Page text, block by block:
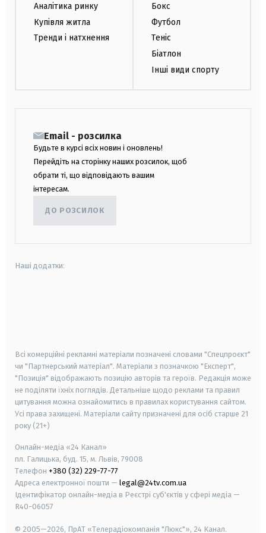
Аналітика ринку
Купівля житла
Тренди і натхнення
Бокс
Футбол
Теніс
Біатлон
Інші види спорту
Email - розсилка
Будьте в курсі всіх новин і оновлень!
Перейдіть на сторінку наших розсилок, щоб
обрати ті, що відповідають вашим
інтересам.
ДО РОЗСИЛОК
Наші додатки:
Всі комерційні рекламні матеріали позначені словами "Спецпроєкт"
чи "Партнерський матеріал". Матеріали з позначкою "Експерт",
"Позиція" відображають позицію авторів та героїв. Редакція може
не поділяти їхніх поглядів. Детальніше щодо реклами та правил
цитування можна ознайомитись в правилах користування сайтом.
Усі права захищені. Матеріали сайту призначені для осіб старше 21
року (21+)
Онлайн-медіа «24 Канал»
пл. Галицька, буд. 15, м. Львів, 79008
Телефон +380 (32) 229-77-77
Адреса електронної пошти — legal@24tv.com.ua
Ідентифікатор онлайн-медіа в Реєстрі суб'єктів у сфері медіа —
R40-06057
© 2005—2026, ПрАТ «Телерадіокомпанія "Люкс"», 24 Канал.